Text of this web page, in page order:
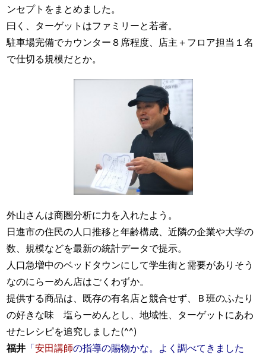
ンセプトをまとめました。
曰く、ターゲットはファミリーと若者。
駐車場完備でカウンター８席程度、店主＋フロア担当１名
で仕切る規模だとか。
外山さんは商圏分析に力を入れたよう。
日進市の住民の人口推移と年齢構成、近隣の企業や大学の
数、規模などを最新の統計データで提示。
人口急増中のベッドタウンにして学生街と需要がありそう
なのにらーめん店はごくわずか。
提供する商品は、既存の有名店と競合せず、Ｂ班のふたり
の好きな味 塩らーめんとし、地域性、ターゲットにあわ
せたレシピを追究しました(^^)
福井 「安田講師の指導の賜物かな。よく調べてきました